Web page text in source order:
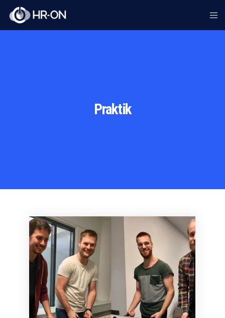
Praktik